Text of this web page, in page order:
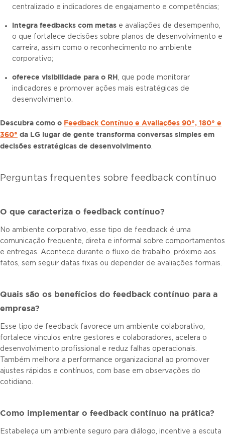
centralizado e indicadores de engajamento e competências;
integra feedbacks com metas e avaliações de desempenho,
o que fortalece decisões sobre planos de desenvolvimento e
carreira, assim como o reconhecimento no ambiente
corporativo;
oferece visibilidade para o RH, que pode monitorar
indicadores e promover ações mais estratégicas de
desenvolvimento.
Descubra como o Feedback Contínuo e Avaliações 90°, 180° e
360° da LG lugar de gente transforma conversas simples em
decisões estratégicas de desenvolvimento.
Perguntas frequentes sobre feedback contínuo
O que caracteriza o feedback contínuo?
No ambiente corporativo, esse tipo de feedback é uma
comunicação frequente, direta e informal sobre comportamentos
e entregas. Acontece durante o fluxo de trabalho, próximo aos
fatos, sem seguir datas fixas ou depender de avaliações formais.
Quais são os benefícios do feedback contínuo para a
empresa?
Esse tipo de feedback favorece um ambiente colaborativo,
fortalece vínculos entre gestores e colaboradores, acelera o
desenvolvimento profissional e reduz falhas operacionais.
Também melhora a performance organizacional ao promover
ajustes rápidos e contínuos, com base em observações do
cotidiano.
Como implementar o feedback contínuo na prática?
Estabeleça um ambiente seguro para diálogo, incentive a escuta